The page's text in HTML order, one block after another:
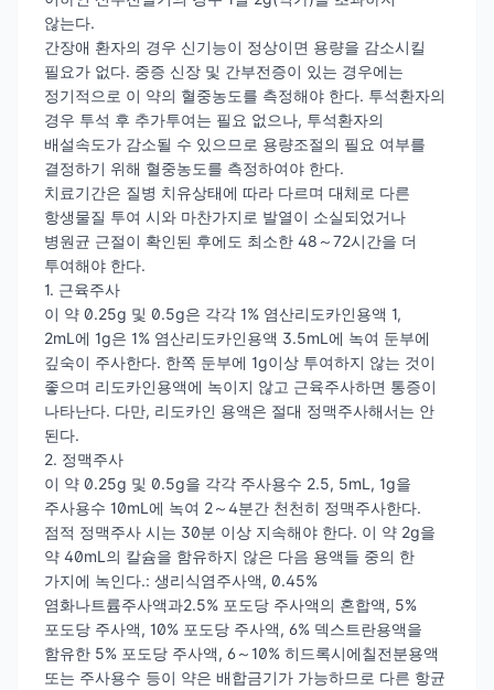
않는다.
간장애 환자의 경우 신기능이 정상이면 용량을 감소시킬
필요가 없다. 중증 신장 및 간부전증이 있는 경우에는
정기적으로 이 약의 혈중농도를 측정해야 한다. 투석환자의
경우 투석 후 추가투여는 필요 없으나, 투석환자의
배설속도가 감소될 수 있으므로 용량조절의 필요 여부를
결정하기 위해 혈중농도를 측정하여야 한다.
치료기간은 질병 치유상태에 따라 다르며 대체로 다른
항생물질 투여 시와 마찬가지로 발열이 소실되었거나
병원균 근절이 확인된 후에도 최소한 48～72시간을 더
투여해야 한다.
1. 근육주사
이 약 0.25g 및 0.5g은 각각 1% 염산리도카인용액 1,
2mL에 1g은 1% 염산리도카인용액 3.5mL에 녹여 둔부에
깊숙이 주사한다. 한쪽 둔부에 1g이상 투여하지 않는 것이
좋으며 리도카인용액에 녹이지 않고 근육주사하면 통증이
나타난다. 다만, 리도카인 용액은 절대 정맥주사해서는 안
된다.
2. 정맥주사
이 약 0.25g 및 0.5g을 각각 주사용수 2.5, 5mL, 1g을
주사용수 10mL에 녹여 2～4분간 천천히 정맥주사한다.
점적 정맥주사 시는 30분 이상 지속해야 한다. 이 약 2g을
약 40mL의 칼슘을 함유하지 않은 다음 용액들 중의 한
가지에 녹인다.: 생리식염주사액, 0.45%
염화나트륨주사액과2.5% 포도당 주사액의 혼합액, 5%
포도당 주사액, 10% 포도당 주사액, 6% 덱스트란용액을
함유한 5% 포도당 주사액, 6～10% 히드록시에칠전분용액
또는 주사용수 등이 약은 배합금기가 가능하므로 다른 항균